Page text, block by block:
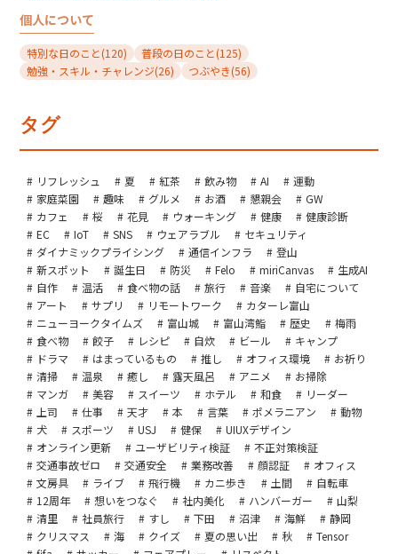
個人について
特別な日のこと(120) 普段の日のこと(125)
勉強・スキル・チャレンジ(26) つぶやき(56)
タグ
リフレッシュ 夏 紅茶 飲み物 AI
運動
家庭菜園
趣味 グルメ お酒 懇親会
GW
カフェ
桜 花見 ウォーキング 健康
健康診断
EC
IoT SNS ウェアラブル
セキュリティ
ダイナミックプライシング
通信インフラ
登山
新スポット
誕生日 防災 Felo miriCanvas
生成AI
自作
温活 食べ物の話 旅行 音楽
自宅について
アート
サプリ リモートワーク
カターレ富山
ニューヨークタイムズ
富山城 富山湾鮨 歴史
梅雨
食べ物
餃子 レシピ 自炊 ビール
キャンプ
ドラマ
はまっているもの 推し オフィス環境
お祈り
清掃
温泉 癒し 露天風呂 アニメ
お掃除
マンガ
美容 スイーツ ホテル 和食
リーダー
上司
仕事 天才 本 言葉 ポメラニアン
動物
犬
スポーツ USJ 健保
UIUXデザイン
オンライン更新
ユーザビリティ検証
不正対策検証
交通事故ゼロ
交通安全 業務改善 顔認証
オフィス
文房具
ライブ 飛行機 カニ歩き 土間
自転車
12周年
想いをつなぐ 社内美化 ハンバーガー
山梨
清里
社員旅行 すし 下田 沼津 海鮮
静岡
クリスマス
海 クイズ 夏の思い出 秋
Tensor